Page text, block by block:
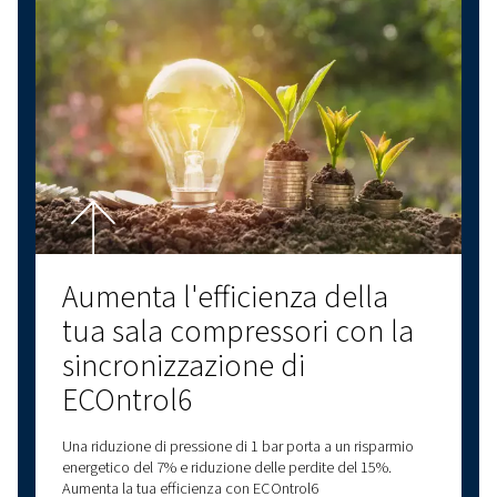
offriamo una gamma completa di
compressori a pistone, compressori oil-free
per il trattamento dell'aria. Forniamo anche
gamma di opzioni di assistenza per
vostre esigenze di aria compressa. Affidatevi
nostra esperienza per fornire soluzioni
alta qualità all'avanguardia dell'innovazione.
opzioni di connettività, abbiamo una
soddisfare le vostre esigenze. Contattaci oggi
per ricevere assistenza personalizzata e
tutte le tue domande!